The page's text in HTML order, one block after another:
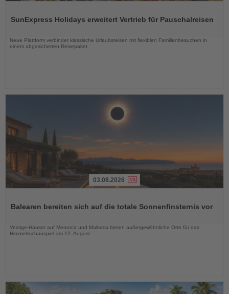
die
SunExpress Holidays erweitert Vertrieb für Pauschalreisen
Neue Plattform verbindet klassische Urlaubsreisen mit flexiblen Familienbesuchen in
einem abgesicherten Reisepaket
die
03.08.2026
Balearen bereiten sich auf die totale Sonnenfinsternis vor
Vestige-Häuser auf Menorca und Mallorca bieten außergewöhnliche Orte für das
Himmelsschauspiel am 12. August